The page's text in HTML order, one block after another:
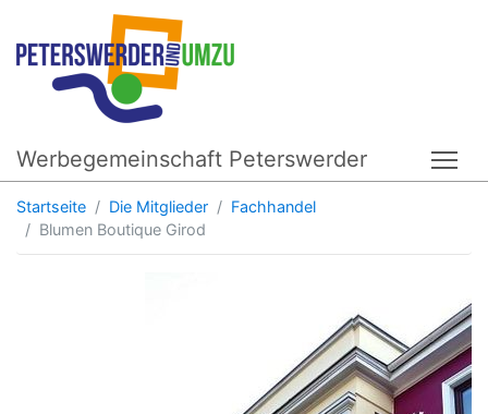
Werbegemeinschaft Peterswerder
Startseite Die Mitglieder
Fachhandel
Blumen Boutique Girod